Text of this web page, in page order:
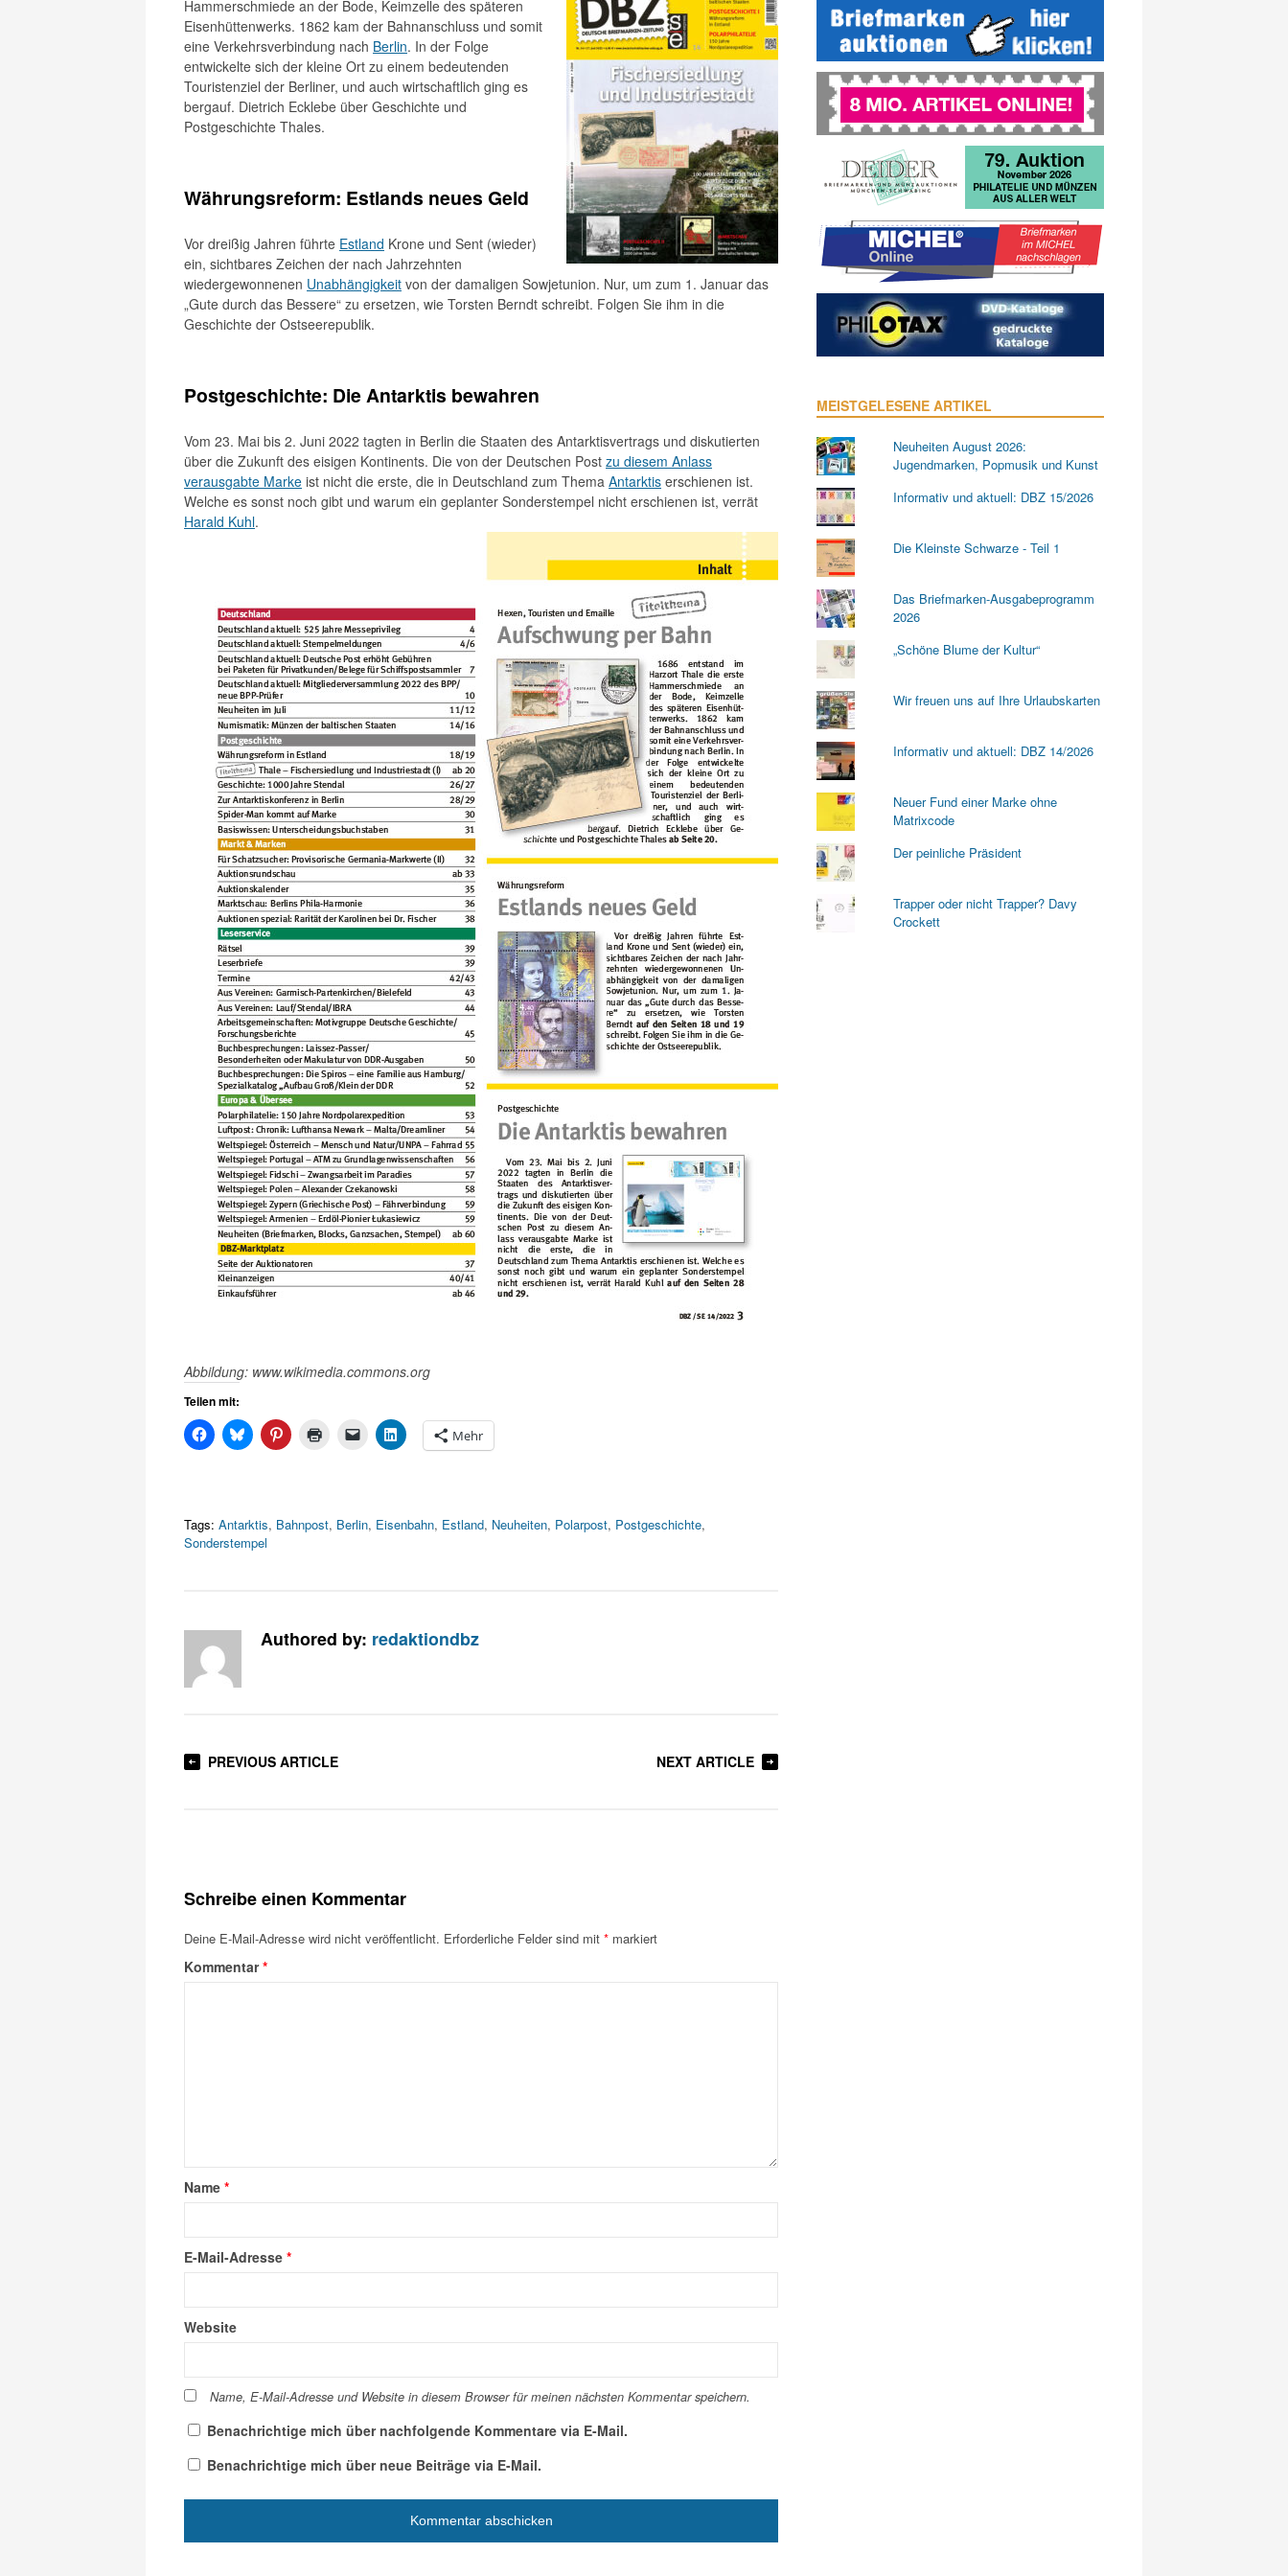
Hammerschmiede an der Bode, Keimzelle des späteren
Eisenhüttenwerks. 1862 kam der Bahnanschluss und somit
eine Verkehrsverbindung nach Berlin. In der Folge
entwickelte sich der kleine Ort zu einem bedeutenden
Touristenziel der Berliner, und auch wirtschaftlich ging es
bergauf. Dietrich Ecklebe über Geschichte und
Postgeschichte Thales.
Währungsreform: Estlands neues Geld
Vor dreißig Jahren führte Estland Krone und Sent (wieder)
ein, sichtbares Zeichen der nach Jahrzehnten
wiedergewonnenen Unabhängigkeit von der damaligen Sowjetunion. Nur, um zum 1. Januar das
„Gute durch das Bessere“ zu ersetzen, wie Torsten Berndt schreibt. Folgen Sie ihm in die
Geschichte der Ostseerepublik.
Postgeschichte: Die Antarktis bewahren
Vom 23. Mai bis 2. Juni 2022 tagten in Berlin die Staaten des Antarktisvertrags und diskutierten
über die Zukunft des eisigen Kontinents. Die von der Deutschen Post zu diesem Anlass
verausgabte Marke ist nicht die erste, die in Deutschland zum Thema Antarktis erschienen ist.
Welche es sonst noch gibt und warum ein geplanter Sonderstempel nicht erschienen ist, verrät
Harald Kuhl.
Abbildung: www.wikimedia.commons.org
Teilen mit:
Mehr
Tags: Antarktis, Bahnpost, Berlin, Eisenbahn, Estland, Neuheiten, Polarpost, Postgeschichte,
Sonderstempel
Authored by: redaktiondbz
PREVIOUS ARTICLE NEXT ARTICLE
Schreibe einen Kommentar
Deine E-Mail-Adresse wird nicht veröffentlicht. Erforderliche Felder sind mit * markiert
Kommentar*
Name *
E-Mail-Adresse *
Website
Name, E-Mail-Adresse und Website in diesem Browser für meinen nächsten Kommentar speichern.
Benachrichtige mich über nachfolgende Kommentare via E-Mail.
Benachrichtige mich über neue Beiträge via E-Mail.
MEISTGELESENE ARTIKEL
Neuheiten August 2026:
Jugendmarken, Popmusik und Kunst
Informativ und aktuell: DBZ 15/2026
Die Kleinste Schwarze - Teil 1
Das Briefmarken-Ausgabeprogramm
2026
„Schöne Blume der Kultur“
Wir freuen uns auf Ihre Urlaubskarten
Informativ und aktuell: DBZ 14/2026
Neuer Fund einer Marke ohne
Matrixcode
Der peinliche Präsident
Trapper oder nicht Trapper? Davy
Crockett